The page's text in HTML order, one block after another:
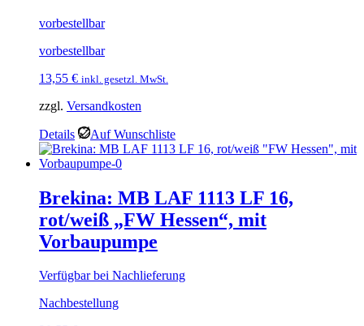
vorbestellbar
vorbestellbar
13,55 € inkl. gesetzl. MwSt.
zzgl. Versandkosten
Details Auf Wunschliste
Brekina: MB LAF 1113 LF 16,
rot/weiß „FW Hessen“, mit
Vorbaupumpe
Verfügbar bei Nachlieferung
Nachbestellung